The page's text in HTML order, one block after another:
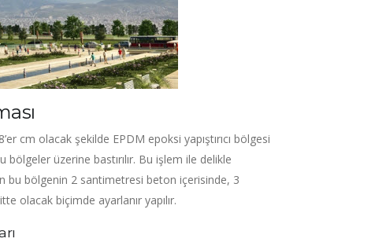
cm olacak şekilde EPDM epoksi yapıştırıcı bölgesi
üzerine bastırılır. Bu işlem ile delikle
bu bölgenin 2 santimetresi beton içerisinde, 3
olacak biçimde ayarlanır yapılır.